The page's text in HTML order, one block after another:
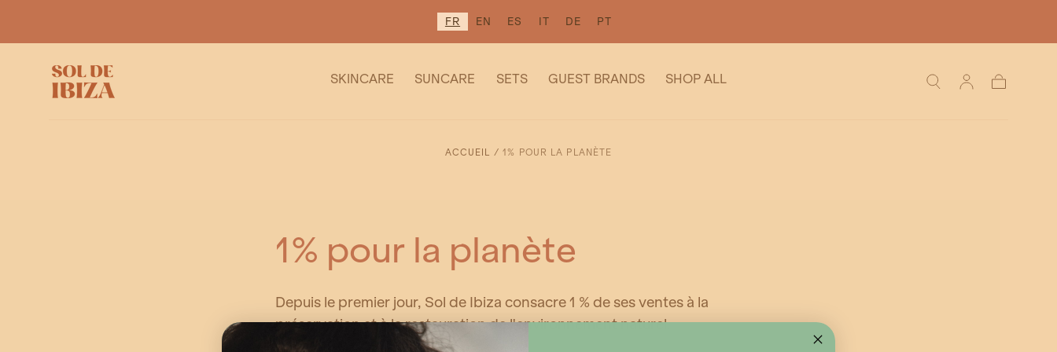
FR EN ES IT DE PT
SKINCARE SUNCARE SETS GUEST BRANDS SHOP ALL
ACCUEIL / 1% POUR LA PLANÈTE
1% pour la planète
Depuis le premier jour, Sol de Ibiza consacre 1 % de ses ventes à la
préservation et à la restauration de l'environnement naturel.